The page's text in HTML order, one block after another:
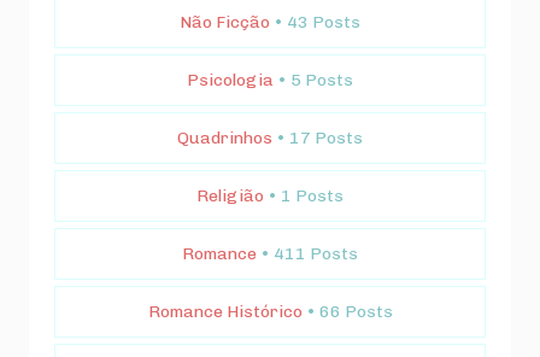
Não Ficção • 43 Posts
Psicologia • 5 Posts
Quadrinhos • 17 Posts
Religião • 1 Posts
Romance • 411 Posts
Romance Histórico • 66 Posts